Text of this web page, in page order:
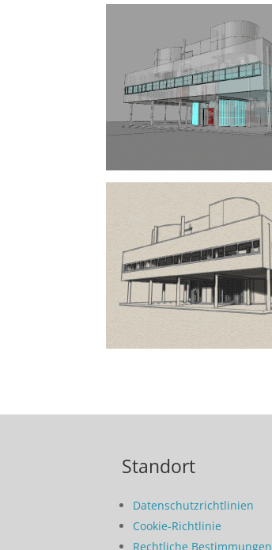
Standort
Datenschutzrichtlinien
Cookie-Richtlinie
Rechtliche Bestimmungen